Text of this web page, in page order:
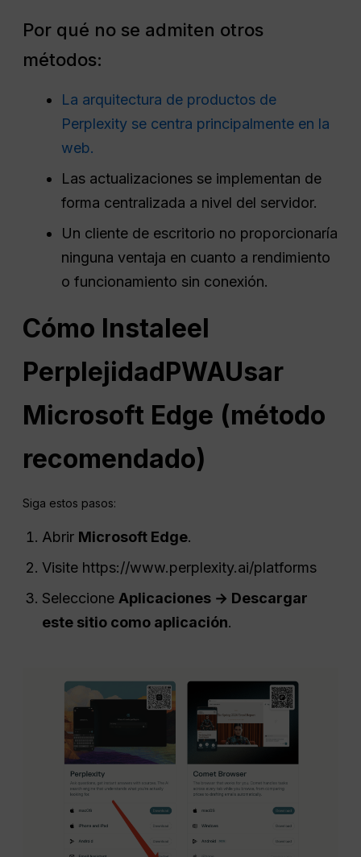
Por qué no se admiten otros
métodos:
La arquitectura de productos de
Perplexity se centra principalmente en la
web.
Las actualizaciones se implementan de
forma centralizada a nivel del servidor.
Un cliente de escritorio no proporcionaría
ninguna ventaja en cuanto a rendimiento
o funcionamiento sin conexión.
Cómo Instaleel
PerplejidadPWAUsar
Microsoft Edge (método
recomendado)
Siga estos pasos:
Abrir Microsoft Edge.
Visite https://www.perplexity.ai/platforms
Seleccione Aplicaciones → Descargar
este sitio como aplicación.